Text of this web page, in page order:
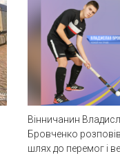
Вінничанин
Бровченко
шлях до перемог і